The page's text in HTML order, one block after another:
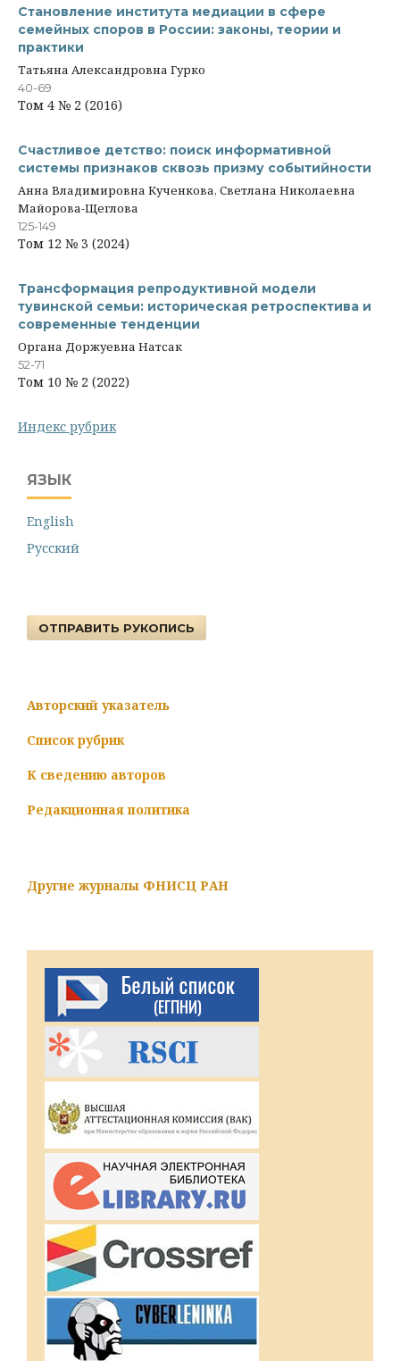
Становление института медиации в сфере
семейных споров в России: законы, теории и
практики
Татьяна Александровна Гурко
40-69
Том 4 № 2 (2016)
Счастливое детство: поиск информативной
системы признаков сквозь призму событийности
Анна Владимировна Кученкова, Светлана Николаевна
Майорова-Щеглова
125-149
Том 12 № 3 (2024)
Трансформация репродуктивной модели
тувинской семьи: историческая ретроспектива и
современные тенденции
Органа Доржуевна Натсак
52-71
Том 10 № 2 (2022)
Индекс рубрик
ЯЗЫК
English
Русский
ОТПРАВИТЬ РУКОПИСЬ
Авторский указатель
Список рубрик
К сведению авторов
Редакционная политика
Другие журналы ФНИСЦ РАН